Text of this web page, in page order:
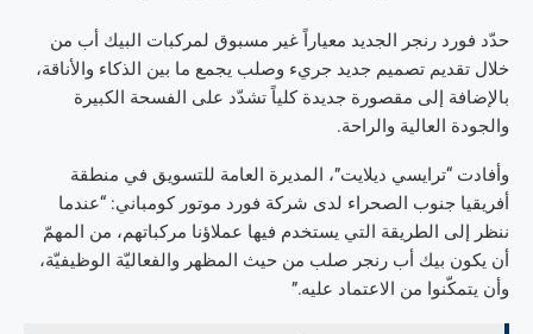
حدّد فورد رنجر الجديد معياراً غير مسبوق لمركبات البيك أب من
خلال تقديم تصميم جديد جريء وصلب يجمع ما بين الذكاء والأناقة،
بالإضافة إلى مقصورة جديدة كلياً تشدّد على الفسحة الكبيرة
والجودة العالية والراحة.
وأفادت “ترايسي ديلايت”، المديرة العامة للتسويق في منطقة
أفريقيا جنوب الصحراء لدى شركة فورد موتور كومباني: “عندما
ننظر إلى الطريقة التي يستخدم فيها عملاؤنا مركباتهم، من المهمّ
أن يكون بيك أب رنجر صلب من حيث المظهر والفعاليّة الوظيفيّة،
وأن يتمكّنوا من الاعتماد عليه.”